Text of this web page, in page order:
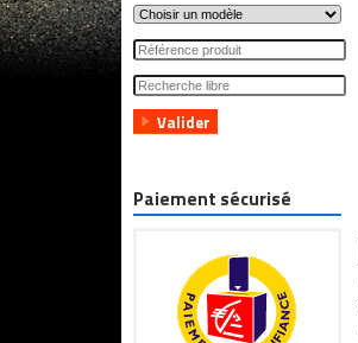
Paiement sécurisé